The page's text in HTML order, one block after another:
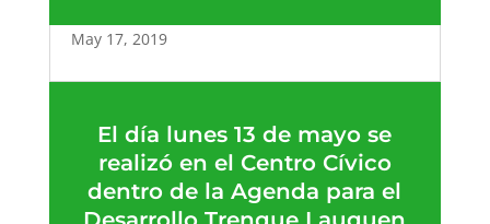
audio
May 17, 2019
El día lunes 13 de mayo se
realizó en el Centro Cívico
dentro de la Agenda para el